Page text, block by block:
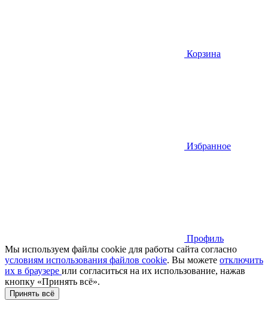
Корзина
Избранное
Профиль
Мы используем файлы cookie для работы сайта согласно
условиям использования файлов cookie. Вы можете отключить
их в браузере или cогласиться на их использование, нажав
кнопку «Принять всё».
Принять всё